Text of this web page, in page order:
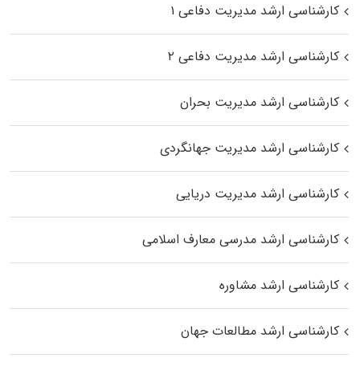
کارشناسی ارشد مدیریت دفاعی ۱
کارشناسی ارشد مدیریت دفاعی ۲
کارشناسی ارشد مدیریت بحران
کارشناسی ارشد مدیریت جهانگردی
کارشناسی ارشد مدیریت دریایی
کارشناسی ارشد مدرسی معارف اسلامی
کارشناسی ارشد مشاوره
کارشناسی ارشد مطالعات جهان